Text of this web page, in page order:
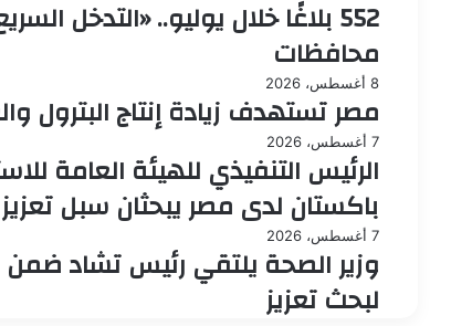
محافظات
8 أغسطس، 2026
مصر تستهدف زيادة إنتاج البترول
7 أغسطس، 2026
الرئيس التنفيذي للهيئة العامة
باكستان لدى مصر يبحثان سبل تعزيز
7 أغسطس، 2026
وزير الصحة يلتقي رئيس تشاد ضمن
لبحث تعزيز